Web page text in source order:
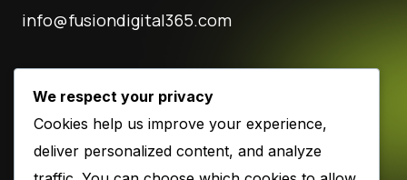
info@fusiondigital365.com
Siguenos
We respect your privacy
Cookies help us improve your experience,
deliver personalized content, and analyze